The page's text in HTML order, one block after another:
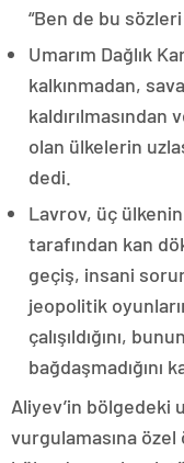
“Ben de bu
Umarım Dağlık
kalkınmadan,
olan ülkelerin
dedi.
Lavrov, üç
tarafından kan
geçiş, insani
jeopolitik
çalışıldığını,
bağdaşmadığını
Aliyev’in bölgedeki
vurgulamasına